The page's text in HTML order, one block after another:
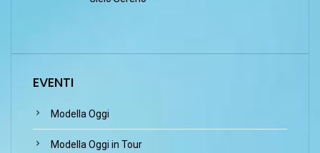
EVENTI
Modella Oggi
Modella Oggi in Tour